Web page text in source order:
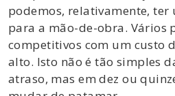
podemos, relativamente, ter
para a mão-de-obra. Vários
competitivos com um custo
alto. Isto não é tão simples
atraso, mas em dez ou